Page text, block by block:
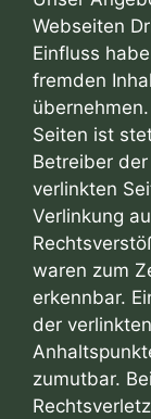
Webseiten
Einfluss
fremden
Seiten ist
Betreiber
verlinkten
Verlinkung
waren zum
erkennbar.
der
zumutbar.